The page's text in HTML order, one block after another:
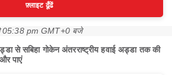
फ़्लाइट ढूँढें
05:38 pm GMT+0 बजे
से सबिहा गोकेन अंतरराष्ट्रीय हवाई अड्डा तक की
पाएं